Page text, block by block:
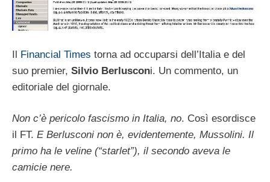
Il Financial Times torna ad occuparsi dell’Italia e del
suo premier, Silvio Berlusconi. Un commento, un
editoriale del giornale.
Non c’è pericolo fascismo in Italia, no. Così esordisce
il FT. E Berlusconi non è, evidentemente, Mussolini. Il
primo ha le veline (“starlet”), il secondo aveva le
camicie nere.